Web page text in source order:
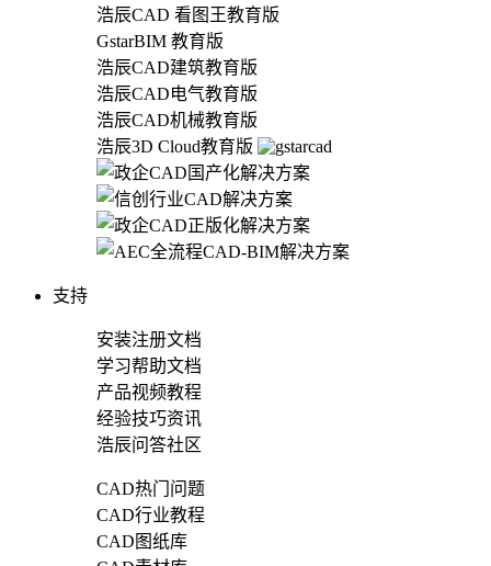
浩辰CAD 看图王教育版
GstarBIM 教育版
浩辰CAD建筑教育版
浩辰CAD电气教育版
浩辰CAD机械教育版
浩辰3D Cloud教育版
支持
安装注册文档
学习帮助文档
产品视频教程
经验技巧资讯
浩辰问答社区
CAD热门问题
CAD行业教程
CAD图纸库